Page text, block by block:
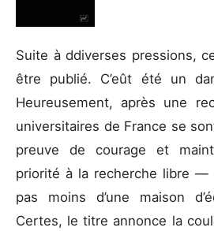
Suite à ddiverses pressions,
être publié. C’eût été un
Heureusement, après une
universitaires de France se
preuve de courage et
priorité à la recherche libre —
pas moins d’une maison
Certes, le titre annonce la